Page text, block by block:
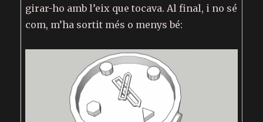
girar-ho amb l’eix que tocava. Al final, i no sé
com, m’ha sortit més o menys bé: